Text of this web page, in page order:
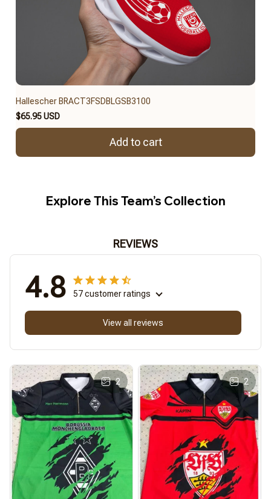
Hallescher BRACT3FSDBLGSB3100
$65.95 USD
Add to cart
Explore This Team’s Collection
REVIEWS
4.8 57 customer ratings
View all reviews
2 2